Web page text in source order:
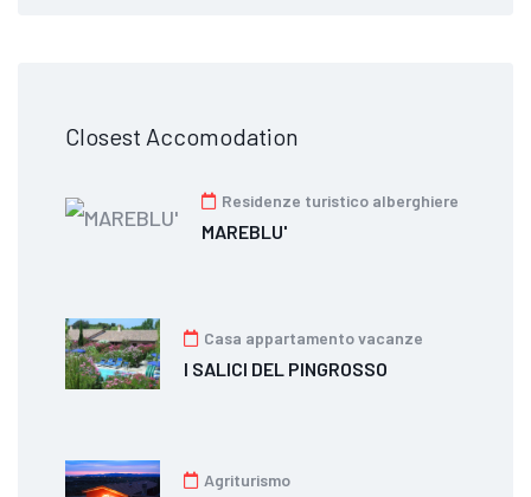
Closest Accomodation
Residenze turistico alberghiere
MAREBLU'
Casa appartamento vacanze
I SALICI DEL PINGROSSO
Agriturismo